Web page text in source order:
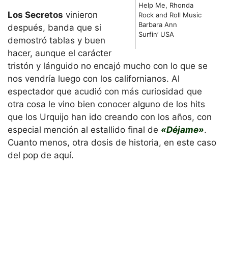
Help Me, Rhonda
Rock and Roll Music
Barbara Ann
Surfin’ USA
Los Secretos vinieron
después, banda que si
demostró tablas y buen
hacer, aunque el carácter
tristón y lánguido no encajó mucho con lo que se
nos vendría luego con los californianos. Al
espectador que acudió con más curiosidad que
otra cosa le vino bien conocer alguno de los hits
que los Urquijo han ido creando con los años, con
especial mención al estallido final de «Déjame».
Cuanto menos, otra dosis de historia, en este caso
del pop de aquí.